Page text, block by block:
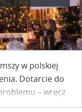
w polskiej
Dotarcie do
– wręcz
Wigilii